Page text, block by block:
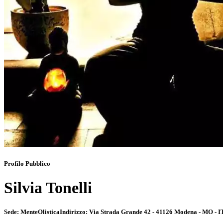
Profilo Pubblico
Silvia Tonelli
Sede: MenteOlisticaIndirizzo: Via Strada Grande 42 - 41126 Modena - MO -